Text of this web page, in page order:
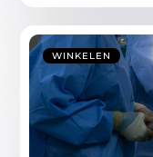
WINKELEN